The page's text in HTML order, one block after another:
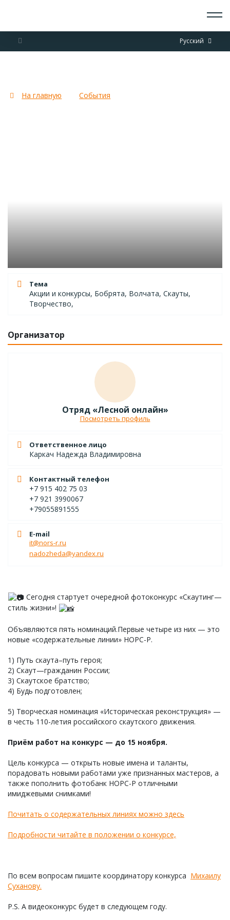
Русский
О СКАУТАХ
ДОКУМЕНТЫ
На главную События
Тема
Акции и конкурсы, Бобрята, Волчата, Скауты,
Творчество,
Организатор
Отряд «Лесной онлайн»
Посмотреть профиль
Ответственное лицо
Каркач Надежда Владимировна
Контактный телефон
+7 915 402 75 03
+7 921 3990067
+79055891555
E-mail
it@nors-r.ru
nadozheda@yandex.ru
Сегодня стартует очередной фотоконкурс «Скаутинг—
стиль жизни»!
Объявляются пять номинаций.Первые четыре из них — это
новые «содержательные линии» НОРС-Р.
1) Путь скаута–путь героя;
2) Скаут—гражданин России;
3) Скаутское братство;
4) Будь подготовлен;
5) Творческая номинация «Историческая реконструкция» —
в честь 110-летия российского скаутского движения.
Приём работ на конкурс — до 15 ноября.
Цель конкурса — открыть новые имена и таланты,
порадовать новыми работами уже признанных мастеров, а
также пополнить фотобанк НОРС-Р отличными
имиджевыми снимками!
Почитать о содержательных линиях можно здесь
Подробности читайте в положении о конкурсе,
По всем вопросам пишите координатору конкурса Михаилу
Суханову.
P.S. А видеоконкурс будет в следующем году.